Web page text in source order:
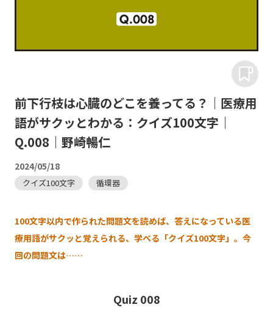
前下行枝は心臓のどこを養ってる？｜医療用
語がサクッとわかる：クイズ100文字｜
Q.008｜野崎暢仁
2024/05/18
クイズ100文字 循環器
100文字以内で作られた問題文を読めば、答えになっている医
療用語がサクッと覚えられる、学べる「クイズ100文字」。今
回の問題文は……
Quiz 008